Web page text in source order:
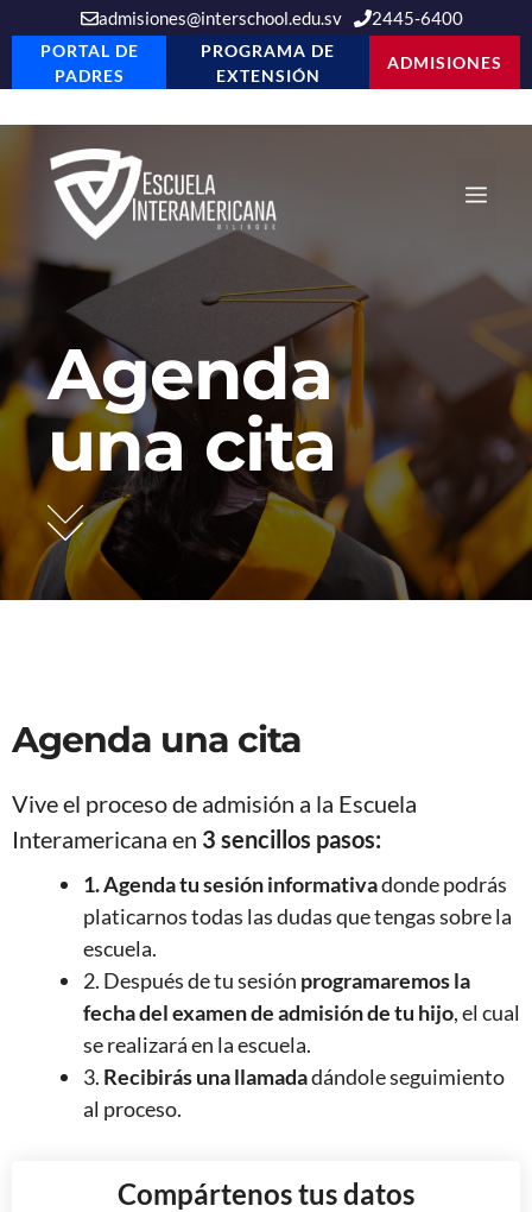
admisiones@interschool.edu.sv 2445-6400
PORTAL DE
PADRES
PROGRAMA DE
EXTENSIÓN
ADMISIONES
contenido
Agenda
una cita
Agenda una cita
Vive el proceso de admisión a la Escuela
Interamericana en 3 sencillos pasos:
1. Agenda tu sesión informativadonde podrás
platicarnos todas las dudas que tengas sobre la
escuela.
2. Después de tu sesión programaremos la
fecha del examen de admisión de tu hijo, el cual
se realizará en la escuela.
3. Recibirás una llamadadándole seguimiento
al proceso.
Compártenos tus datos